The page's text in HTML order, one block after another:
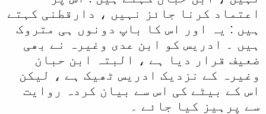
اعتماد کرنا جائز نہیں ، دارقطنی کہتے
ہیں : یہ اور اس کا باپ دونوں ہی متروک
ہیں ۔ ادریس کو ابن عدی وغیرہ نے بھی
ضعیف قرار دیا ہے ، البتہ ابن حبان
وغیرہ کے نزدیک ادریس ٹھیک ہے ، لیکن
اس کے بیٹے کی اس سے بیان کردہ روایت
سے پرہیز کیا جائے ۔